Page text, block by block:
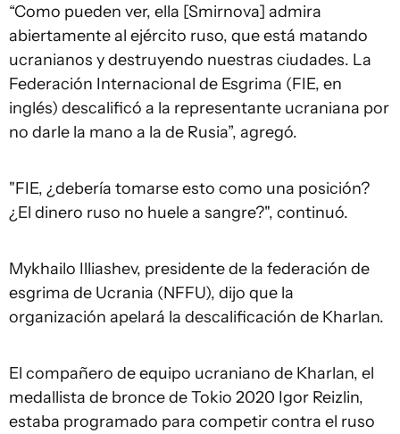
“Como pueden ver, ella [Smirnova] admira
abiertamente al ejército ruso, que está matando
ucranianos y destruyendo nuestras ciudades. La
Federación Internacional de Esgrima (FIE, en
inglés) descalificó a la representante ucraniana por
no darle la mano a la de Rusia”, agregó.
"FIE, ¿debería tomarse esto como una posición?
¿El dinero ruso no huele a sangre?", continuó.
Mykhailo Illiashev, presidente de la federación de
esgrima de Ucrania (NFFU), dijo que la
organización apelará la descalificación de Kharlan.
El compañero de equipo ucraniano de Kharlan, el
medallista de bronce de Tokio 2020 Igor Reizlin,
estaba programado para competir contra el ruso